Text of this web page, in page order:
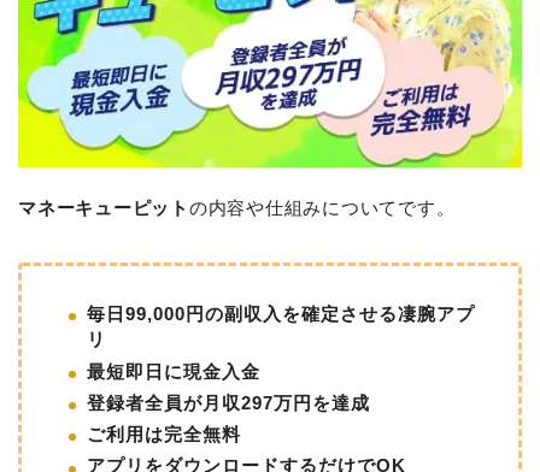
マネーキューピット の内容や仕組みについてです。
毎日99,000円の副収入を確定させる凄腕アプ
リ
最短即日に現金入金
登録者全員が月収297万円を達成
ご利用は完全無料
アプリをダウンロードするだけでOK